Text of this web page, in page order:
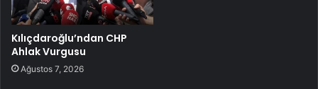
Kılıçdaroğlu’ndan CHP
Ahlak Vurgusu
Ağustos 7, 2026